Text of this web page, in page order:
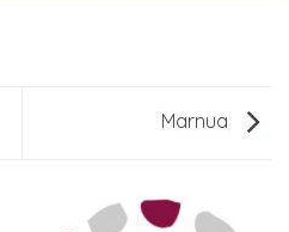
Marnua